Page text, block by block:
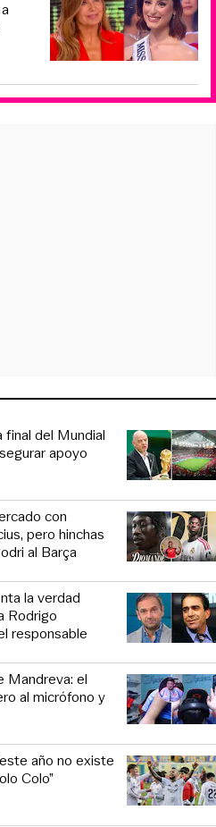
final del Mundial
apoyo
con
pero hinchas
al Barça
la verdad
Rodrigo
responsable
Mandreva: el
al micrófono y
año no existe
Colo”